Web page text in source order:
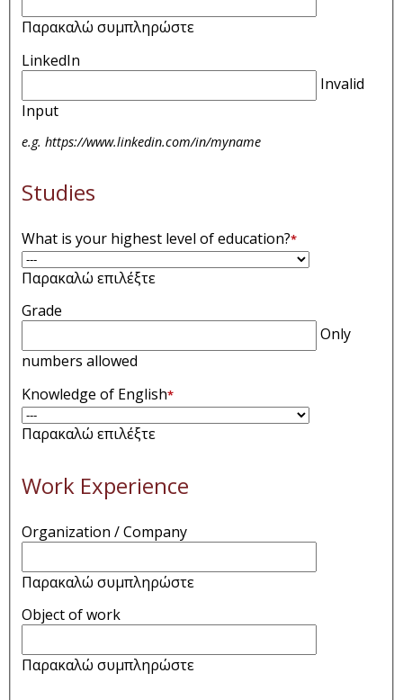
Παρακαλώ συμπληρώστε
LinkedIn
Invalid
Input
e.g. https://www.linkedin.com/in/myname
Studies
What is your highest level of education?*
Παρακαλώ επιλέξτε
Grade
Only
numbers allowed
Knowledge of English*
Παρακαλώ επιλέξτε
Work Experience
Organization / Company
Παρακαλώ συμπληρώστε
Object of work
Παρακαλώ συμπληρώστε